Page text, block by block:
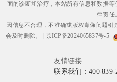
面的诊断和治疗，本站所有信息和数据
律责任。
因信息不合理，不准确或版权肖像问题
会及时删除。
京ICP备2024065837号-5
友情链接:
联系我们：400-839-